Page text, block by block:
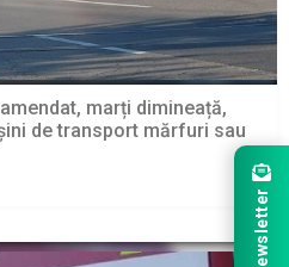
marți dimineață,
de transport mărfuri sau
Newsletter